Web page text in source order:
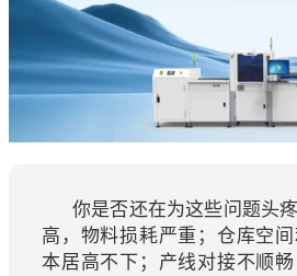
你是否还在为这些问题头
高，物料损耗严重；仓库空
本居高不下；产线对接不顺